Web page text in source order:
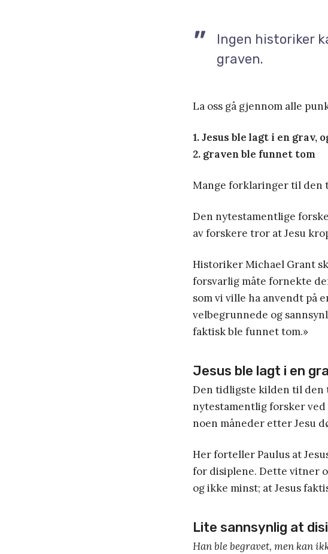
Ingen historiker
graven.
La oss gå gjennom alle
1. Jesus ble lagt i en grav,
2. graven ble funnet tom
Mange forklaringer til den
Den nytestamentlige
av forskere tror at Jesu
Historiker Michael Grant
forsvarlig måte fornekte
som vi ville ha anvendt på
velbegrunnede og
faktisk ble funnet tom.»
Jesus ble lagt i en
Den tidligste kilden til den
nytestamentlig forsker
noen måneder etter Jesu
Her forteller Paulus at
for disiplene. Dette vitner
og ikke minst; at Jesus
Lite sannsynlig at
Han ble begravet, men kan